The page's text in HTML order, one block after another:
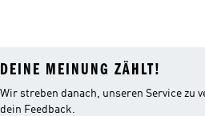
DEINE MEINUNG ZÄHLT!
Wir streben danach, unseren Service zu
dein Feedback.